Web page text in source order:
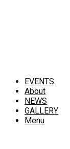
EVENTS
About
NEWS
GALLERY
Menu